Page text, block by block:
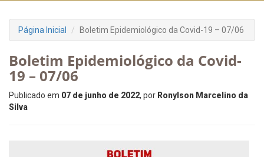
Página Inicial Boletim Epidemiológico da Covid-19 – 07/06
Boletim Epidemiológico da Covid-
19 – 07/06
Publicado em 07 de junho de 2022, por Ronylson Marcelino da
Silva